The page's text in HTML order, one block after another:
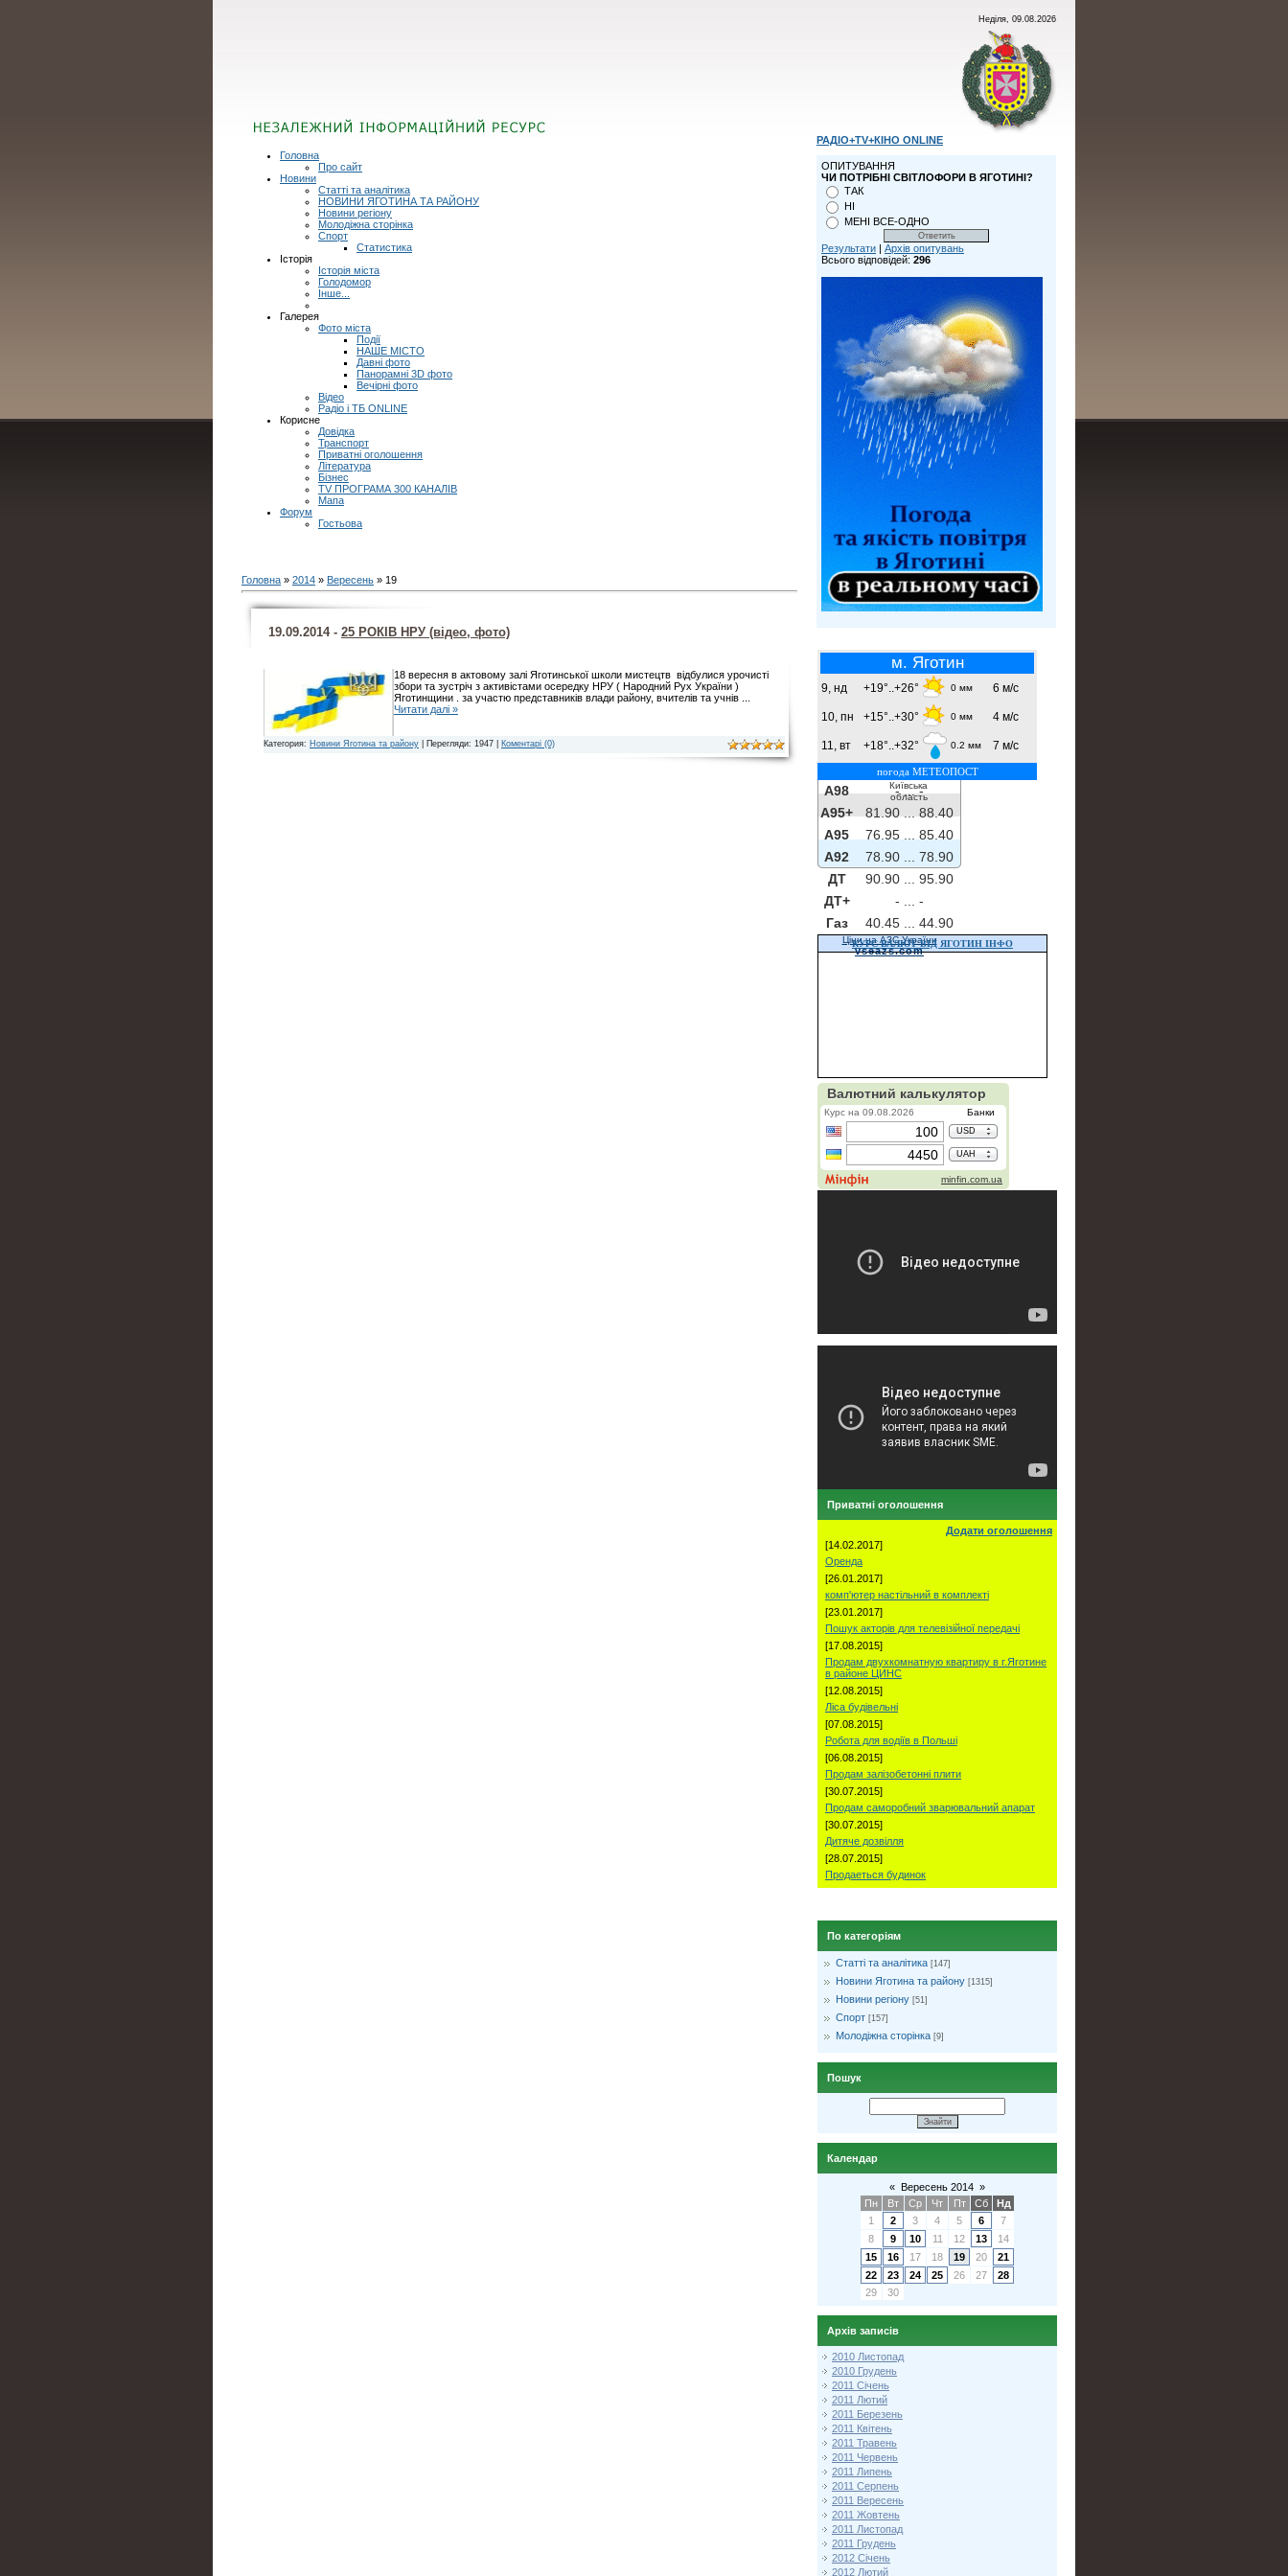
Неділя, 09.08.2026
Головна
Про сайт
Новини
Статті та аналітика
НОВИНИ ЯГОТИНА ТА РАЙОНУ
Новини регіону
Молодіжна сторінка
Спорт
Статистика
Історія
Історія міста
Голодомор
Інше...
Галерея
Фото міста
Події
НАШЕ МІСТО
Давні фото
Панорамні 3D фото
Вечірні фото
Відео
Радіо і ТБ ONLINE
Корисне
Довідка
Транспорт
Приватні оголошення
Література
Бізнес
TV ПРОГРАМА 300 КАНАЛІВ
Мапа
Форум
Гостьова
Головна » 2014 » Вересень » 19
19.09.2014 - 25 РОКІВ НРУ (відео, фото)
18 вересня в актовому залі Яготинської школи мистецтв відбулися урочисті
збори та зустріч з активістами осередку НРУ ( Народний Рух України )
Яготинщини . за участю представників влади району, вчителів та учнів
Читати далі »
Категория: Новини Яготина та району | Перегляди: 1947 | Коментарі (0)
РАДІО+TV+КІНО ONLINE
ОПИТУВАННЯ
ЧИ ПОТРІБНІ СВІТЛОФОРИ В ЯГОТИНІ?
ТАК
НІ
МЕНІ ВСЕ-ОДНО
Результати | Архів опитувань
Всього відповідей: 296
м. Яготин
9, нд +19°..+26° 0 мм 6 м/с
10, пн +15°..+30° 0 мм 4 м/с
11, вт +18°..+32° 0.2 мм 7 м/с
погода МЕТЕОПОСТ
Київська
область
A98 - ...-
A95+
81.90 ...
88.40
A95
76.95 ...
85.40
A92
78.90 ...
78.90
ДТ
90.90 ...
95.90
ДТ+
- ...
-
Газ
40.45 ... 44.90
Ціни на АЗС України
vseazs.com
КУРС ВАЛЮТ ВІД ЯГОТИН ІНФО
Приватні оголошення
Додати оголошення
[14.02.2017]
Оренда
[26.01.2017]
комп'ютер настільний в комплекті
[23.01.2017]
Пошук акторів для телевізійної передачі
[17.08.2015]
Продам двухкомнатную квартиру в г.Яготине
в районе ЦИНС
[12.08.2015]
Ліса будівельні
[07.08.2015]
Робота для водіїв в Польші
[06.08.2015]
Продам залізобетонні плити
[30.07.2015]
Продам саморобний зварювальний апарат
[30.07.2015]
Дитяче дозвілля
[28.07.2015]
Продаеться будинок
По категоріям
Статті та аналітика [147]
Новини Яготина та району [1315]
Новини регіону [51]
Спорт [157]
Молодіжна сторінка [9]
Пошук
Календар
« Вересень 2014 »
Пн
Вт Ср Чт Пт Сб
Нд
1
2 3 4 5 6
7
8
9 10 11 12 13
14
15
16 17 18 19 20
21
22
23 24 25 26 27
28
29
30
Архів записів
2010 Листопад
2010 Грудень
2011 Січень
2011 Лютий
2011 Березень
2011 Квітень
2011 Травень
2011 Червень
2011 Липень
2011 Серпень
2011 Вересень
2011 Жовтень
2011 Листопад
2011 Грудень
2012 Січень
2012 Лютий